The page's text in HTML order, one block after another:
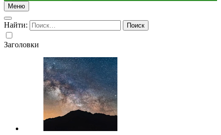
Меню
Найти:
Заголовки